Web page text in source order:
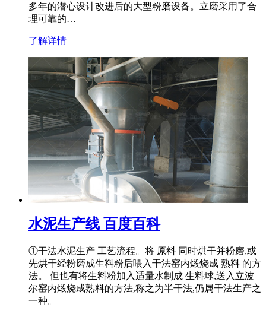
多年的潜心设计改进后的大型粉磨设备。立磨采用了合
理可靠的…
了解详情
水泥生产线 百度百科
①干法水泥生产 工艺流程。将 原料 同时烘干并粉磨,或
先烘干经粉磨成生料粉后喂入干法窑内煅烧成 熟料 的方
法。 但也有将生料粉加入适量水制成 生料球,送入立波
尔窑内煅烧成熟料的方法,称之为半干法,仍属干法生产之
一种。